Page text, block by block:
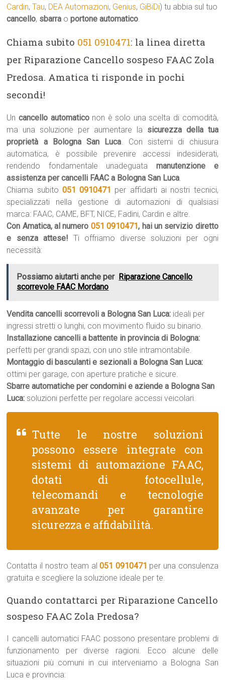
Cardin,Tau, DEA Automazioni, Genius, GiBiDi) tu abbia sul tuo
cancello, sbarra oportone automatico.
Chiama subito 051 0910471: la linea diretta
per Riparazione Cancello sospeso FAAC Zola
Predosa. Amatica ti risponde in pochi
secondi!
Uncancello automaticonon è solo una scelta di comodità,
ma una soluzione per aumentare la sicurezza della tua
proprietà a Bologna San Luca. Con sistemi di chiusura
automatica, è possibile prevenire accessi indesiderati,
rendendo fondamentale unadeguatamanutenzione e
assistenza per cancelli FAAC a Bologna San Luca.
Chiama subito 051 0910471 per affidarti ai nostri tecnici,
specializzati nella gestione di automazioni di qualsiasi
marca: FAAC, CAME, BFT, NICE, Fadini, Cardin e altre.
Con Amatica, al numero 051 0910471, hai un servizio diretto
e senza attese! Ti offriamo diverse soluzioni per ogni
necessità:
Possiamo aiutarti anche per Riparazione Cancello
scorrevole FAAC Mordano
Vendita cancelli scorrevoli a Bologna San Luca: ideali per
ingressi stretti o lunghi, con movimento fluido su binario.
Installazione cancelli a battente in provincia di Bologna:
perfetti per grandi spazi, con uno stile intramontabile.
Montaggio di basculanti e sezionali a Bologna San Luca:
ottimi per garage, con aperture pratiche e sicure.
Sbarre automatiche per condomini e aziende a Bologna San
Luca: soluzioni perfette per regolare accessi veicolari.
Tutte le nostre soluzioni
possono essere integrate con
sistemi di automazione FAAC,
dotati di fotocellule,
telecomandi e tecnologie
avanzate per garantire
sicurezza e affidabilità.
Contatta il nostro team al051 0910471 per una consulenza
gratuita e scegliere la soluzione ideale per te.
Quando contattarci per Riparazione Cancello
sospeso FAAC Zola Predosa?
I cancelli automatici FAAC possono presentare problemi di
funzionamento per diverse ragioni. Ecco alcune delle
situazioni più comuni in cui interveniamo a Bologna San
Luca e provincia: